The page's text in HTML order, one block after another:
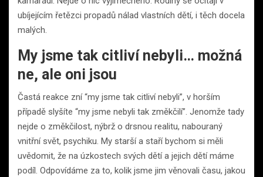
ubíjejícím řetězci propadů nálad vlastních dětí, i těch docela
malých.
My jsme tak citliví nebyli… možná
ne, ale oni jsou
Častá reakce zní “my jsme tak citliví nebyli”, v horším
případě slyšíte “my jsme nebyli tak změkčilí”. Jenomže tady
nejde o změkčilost, nýbrž o drsnou realitu, nabouraný
vnitřní svět, psychiku. My starší a staří bychom si měli
uvědomit, že na úzkostech svých dětí a jejich dětí máme
podíl. Odpovídáme za to, kolik jsme jim věnovali času, jakou